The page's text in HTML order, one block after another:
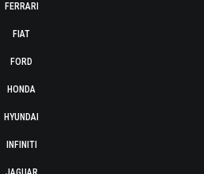
FERRARI
FIAT
FORD
HONDA
HYUNDAI
INFINITI